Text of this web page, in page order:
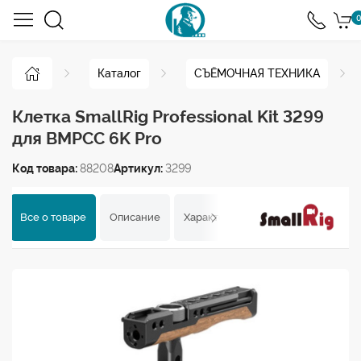
0
Каталог СЪЁМОЧНАЯ ТЕХНИКА
Клетка SmallRig Professional Kit 3299
для BMPCC 6K Pro
Код товара:88208Артикул: 3299
Все о товаре Описание Характеристики Отзывы